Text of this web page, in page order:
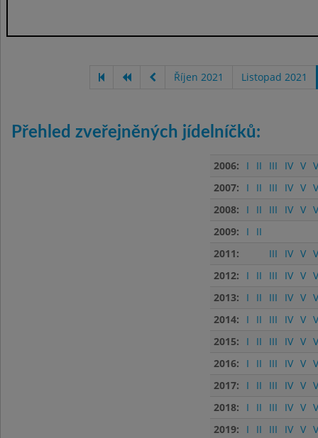
Říjen 2021 Listopad 2021
Přehled zveřejněných jídelníčků:
2006: I II III IV V
2007:
I II III IV V
2008:
I II III IV V
2009:
I
II
2011:
III IV V
2012:
I II III IV V
2013:
I II III IV V
2014:
I II III IV V
2015:
I II III IV V
2016:
I II III IV V
2017:
I II III IV V
2018:
I II III IV V
2019:
I II III IV V